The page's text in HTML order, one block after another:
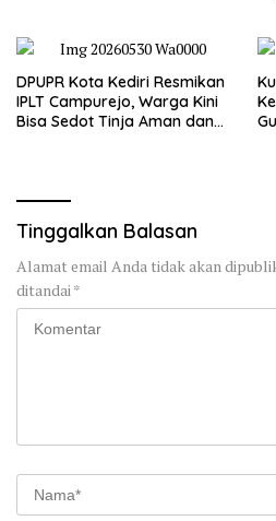
DPUPR Kota Kediri Resmikan
IPLT Campurejo, Warga Kini
Bisa Sedot Tinja Aman dan
Tinggalkan Balasan
Alamat email Anda tidak akan
ditandai *